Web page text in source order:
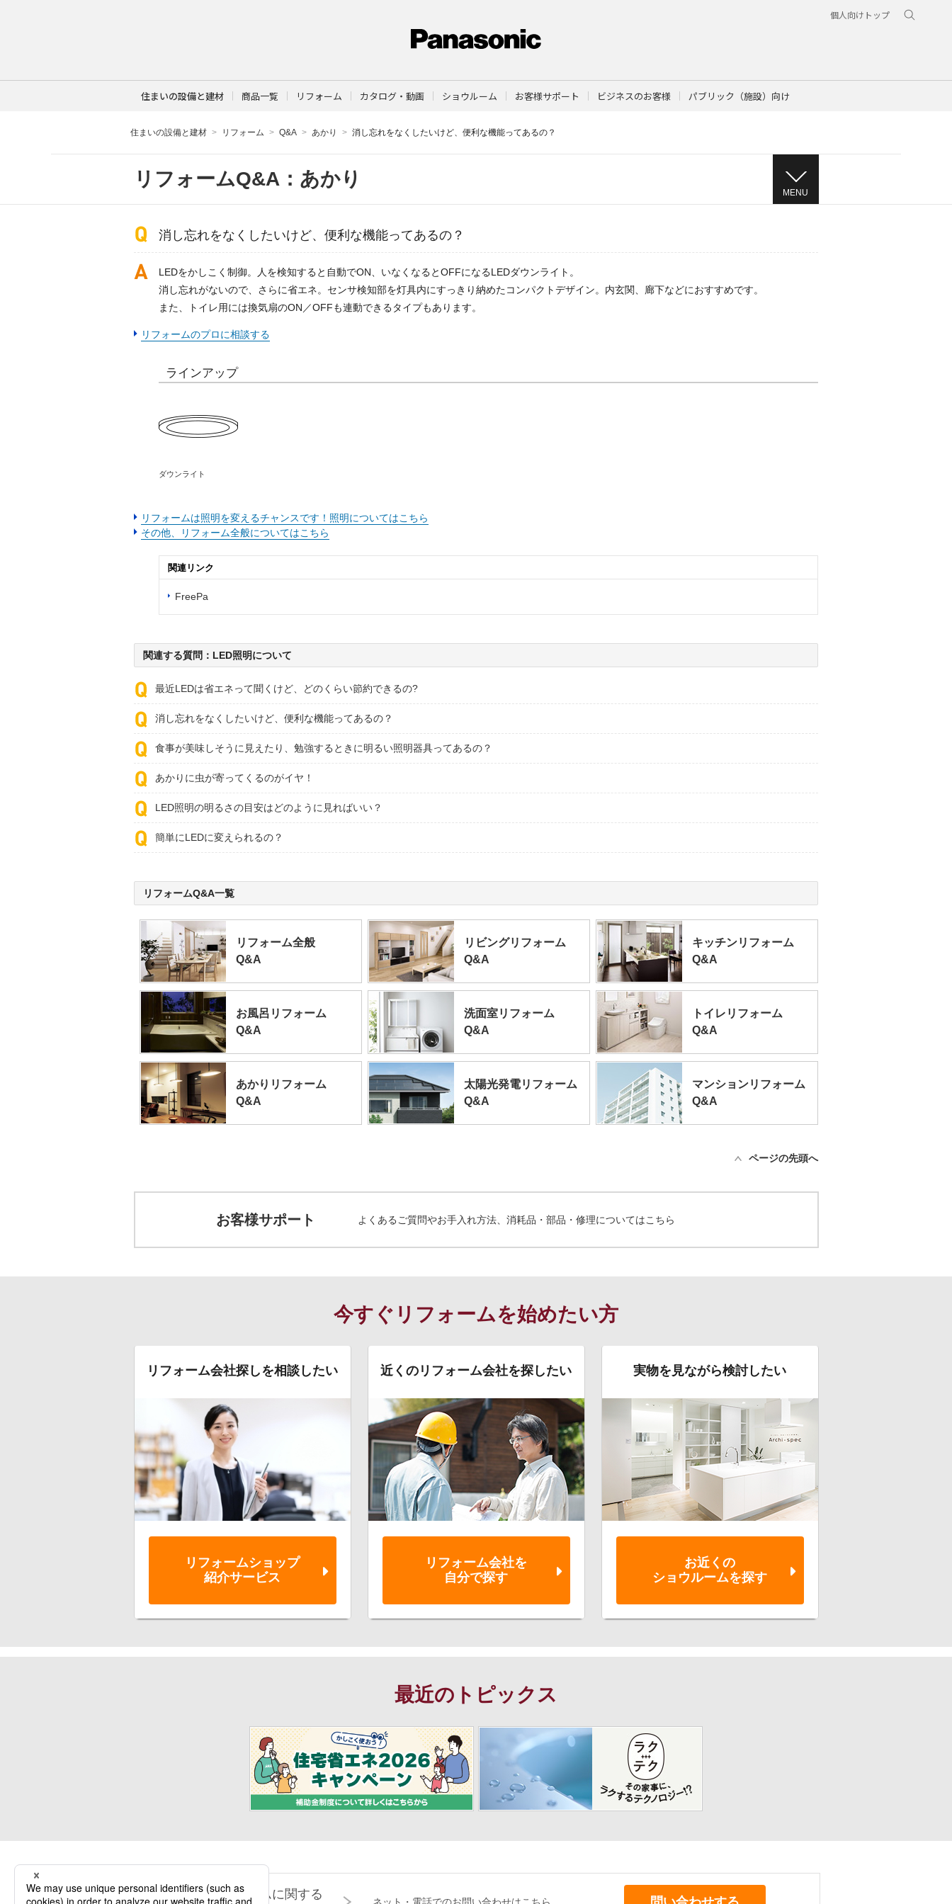
個人向けトップ
住まいの設備と建材 商品一覧 リフォーム カタログ・動画 ショウルーム お客様サポート ビジネスのお客様 パブリック（施設）向け
住まいの設備と建材 リフォーム Q&A あかり 消し忘れをなくしたいけど、便利な機能ってあるの？
リフォームQ&A：あかり
MENU
消し忘れをなくしたいけど、便利な機能ってあるの？
LEDをかしこく制御。人を検知すると自動でON、いなくなるとOFFになるLEDダウンライト。
消し忘れがないので、さらに省エネ。センサ検知部を灯具内にすっきり納めたコンパクトデザイン。内玄関、廊下などにおすすめです。
また、トイレ用には換気扇のON／OFFも連動できるタイプもあります。
リフォームのプロに相談する
ラインアップ
ダウンライト
リフォームは照明を変えるチャンスです！照明についてはこちら
その他、リフォーム全般についてはこちら
関連リンク
FreePa
関連する質問：LED照明について
最近LEDは省エネって聞くけど、どのくらい節約できるの?
消し忘れをなくしたいけど、便利な機能ってあるの？
食事が美味しそうに見えたり、勉強するときに明るい照明器具ってあるの？
あかりに虫が寄ってくるのがイヤ！
LED照明の明るさの目安はどのように見ればいい？
簡単にLEDに変えられるの？
リフォームQ&A一覧
リフォーム全般
Q&A
リビングリフォーム
Q&A
キッチンリフォーム
Q&A
お風呂リフォーム
Q&A
洗面室リフォーム
Q&A
トイレリフォーム
Q&A
あかりリフォーム
Q&A
太陽光発電リフォーム
Q&A
マンションリフォーム
Q&A
ページの先頭へ
お客様サポート よくあるご質問やお手入れ方法、消耗品・部品・修理についてはこちら
今すぐリフォームを始めたい方
リフォーム会社探しを相談したい
リフォームショップ
紹介サービス
近くのリフォーム会社を探したい
リフォーム会社を
自分で探す
実物を見ながら検討したい
お近くの
ショウルームを探す
最近のトピックス
リフォームに関する